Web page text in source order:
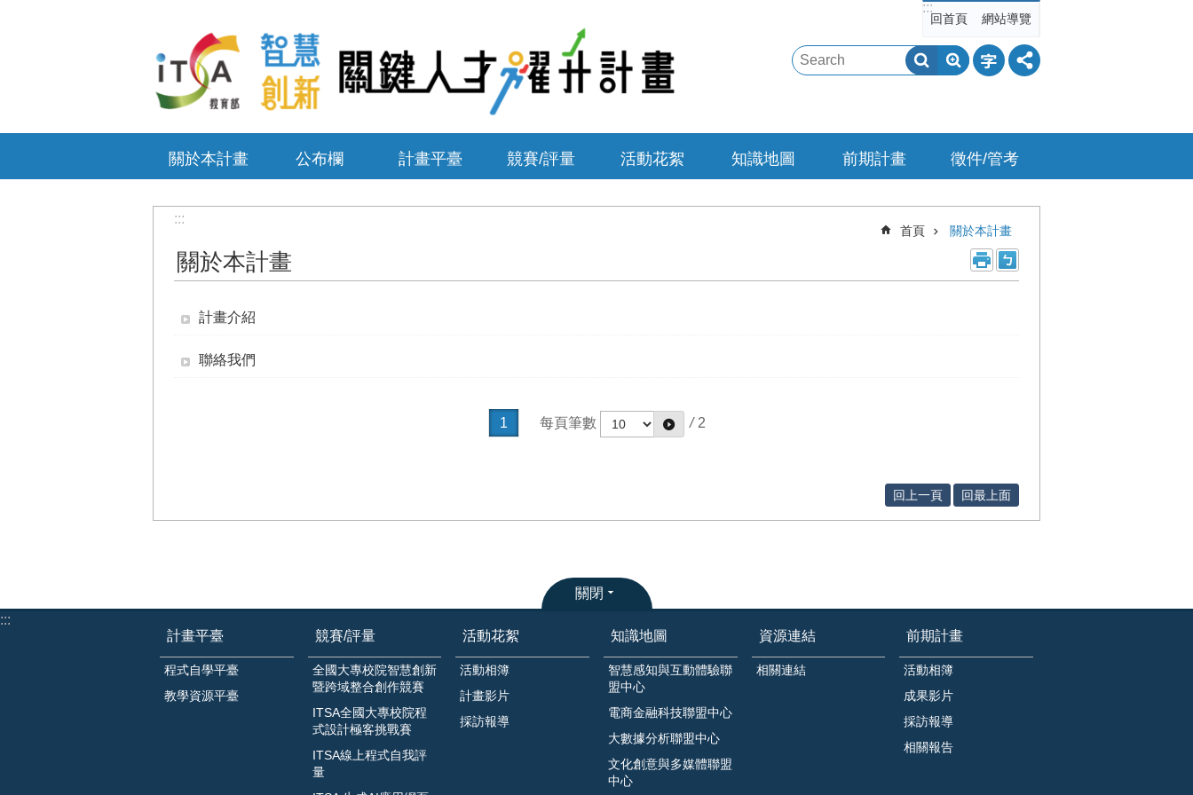
:::
回首頁 網站導覽
關於本計畫 公布欄 計畫平臺 競賽/評量 活動花絮 知識地圖 前期計畫 徵件/管考
:::
首頁 關於本計畫
關於本計畫
計畫介紹
聯絡我們
1 每頁筆數 / 2
回上一頁 回最上面
關閉
:::
計畫平臺
程式自學平臺
教學資源平臺
競賽/評量
全國大專校院智慧創新
暨跨域整合創作競賽
ITSA全國大專校院程
式設計極客挑戰賽
ITSA線上程式自我評
量
活動花絮
活動相簿
計畫影片
採訪報導
知識地圖
智慧感知與互動體驗聯
盟中心
電商金融科技聯盟中心
大數據分析聯盟中心
文化創意與多媒體聯盟
中心
資源連結
相關連結
前期計畫
活動相簿
成果影片
採訪報導
相關報告